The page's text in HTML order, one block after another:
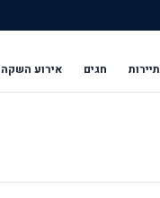
תיירות חגים אירוע השקה